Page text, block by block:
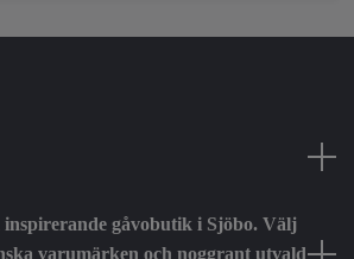
gåvobutik i Sjöbo. Välj
varumärken och noggrant utvald